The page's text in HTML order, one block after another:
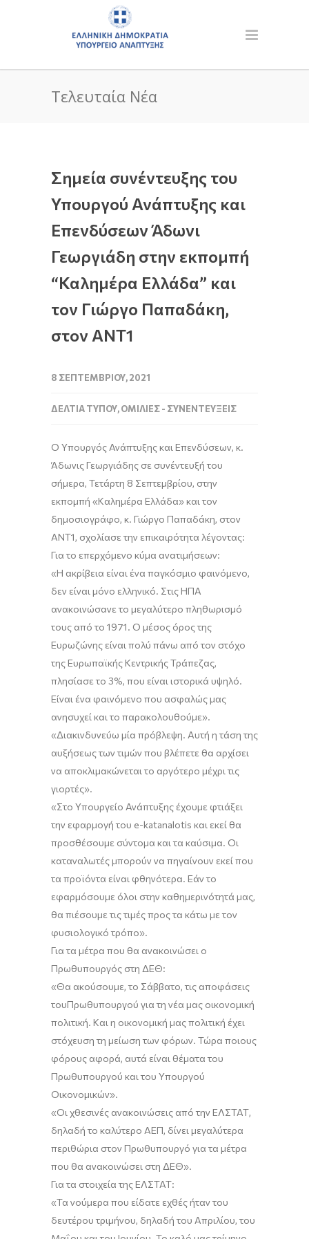
Τελευταία Νέα
Σημεία συνέντευξης του
Υπουργού Ανάπτυξης και
Επενδύσεων Άδωνι
Γεωργιάδη στην εκπομπή
“Καλημέρα Ελλάδα” και
τον Γιώργο Παπαδάκη,
στον ΑΝΤ1
8 ΣΕΠΤΕΜΒΡΊΟΥ, 2021
ΔΕΛΤΊΑ ΤΎΠΟΥ,ΟΜΙΛΊΕΣ - ΣΥΝΕΝΤΕΎΞΕΙΣ
Ο Υπουργός Ανάπτυξης και Επενδύσεων, κ.
Άδωνις Γεωργιάδης σε συνέντευξή του
σήμερα, Τετάρτη 8 Σεπτεμβρίου, στην
εκπομπή «Καλημέρα Ελλάδα»και τον
δημοσιογράφο, κ. Γιώργο Παπαδάκη, στον
ΑΝΤ1, σχολίασε την επικαιρότητα λέγοντας:
Για το επερχόμενο κύμα ανατιμήσεων:
«Η ακρίβεια είναι ένα παγκόσμιο φαινόμενο,
δεν είναι μόνο ελληνικό. Στις ΗΠΑ
ανακοινώσανε το μεγαλύτερο πληθωρισμό
τους από το 1971. Ο μέσος όρος της
Ευρωζώνης είναι πολύ πάνω από τον στόχο
της Ευρωπαϊκής Κεντρικής Τράπεζας,
πλησίασε το 3%, που είναι ιστορικά υψηλό.
Είναι ένα φαινόμενο που ασφαλώς μας
ανησυχεί και το παρακολουθούμε».
«Διακινδυνεύω μία πρόβλεψη. Αυτή η τάση της
αυξήσεως των τιμών που βλέπετε θα αρχίσει
να αποκλιμακώνεται το αργότερο μέχρι τις
γιορτές».
«Στο Υπουργείο Ανάπτυξης έχουμε φτιάξει
την εφαρμογή του e-katanalotis και εκεί θα
προσθέσουμε σύντομα και τα καύσιμα. Οι
καταναλωτέςμπορούν να πηγαίνουν εκεί που
τα προϊόντα είναι φθηνότερα. Εάν το
εφαρμόσουμε όλοι στην καθημερινότητά μας,
θα πιέσουμε τις τιμές προς τα κάτω με τον
φυσιολογικό τρόπο».
Για τα μέτρα που θα ανακοινώσει ο
Πρωθυπουργός στη ΔΕΘ:
«Θα ακούσουμε, το Σάββατο, τις αποφάσεις
τουΠρωθυπουργού για τη νέα μας οικονομική
πολιτική. Και η οικονομική μας πολιτική έχει
στόχευση τη μείωση των φόρων. Τώρα ποιους
φόρους αφορά, αυτά είναι θέματα του
Πρωθυπουργού και του Υπουργού
Οικονομικών».
«Οι χθεσινές ανακοινώσεις από την ΕΛΣΤΑΤ,
δηλαδή το καλύτερο ΑΕΠ, δίνει μεγαλύτερα
περιθώρια στον Πρωθυπουργό για τα μέτρα
που θα ανακοινώσει στη ΔΕΘ».
Για τα στοιχεία της ΕΛΣΤΑΤ:
«Τα νούμερα που είδατε εχθές ήταν του
δευτέρου τριμήνου, δηλαδή του Απριλίου, του